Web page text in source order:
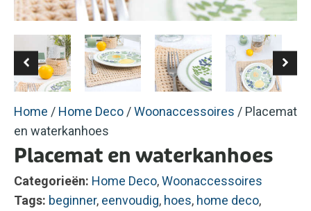
Home / Home Deco /Woonaccessoires / Placemat
en waterkanhoes
Placemat en waterkanhoes
Categorieën: Home Deco,Woonaccessoires
Tags: beginner, eenvoudig, hoes, home deco,